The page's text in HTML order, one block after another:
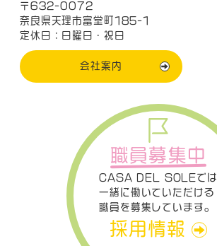
〒632-0072
奈良県天理市富堂町185-1
定休日：日曜日・祝日
会社案内
職員募集中
CASA DEL SOLEでは
一緒に働いていただける
職員を募集しています。
採用情報